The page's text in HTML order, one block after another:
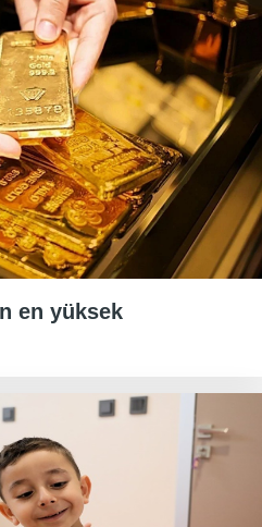
en yüksek